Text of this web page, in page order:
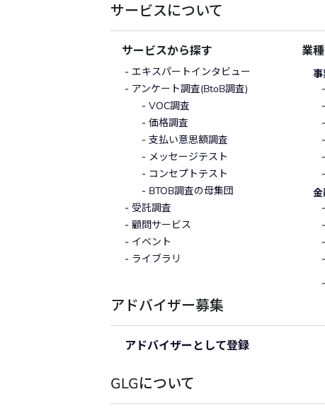
サービスについて
サービスから探す
エキスパートインタビュー
アンケート調査(BtoB調査)
VOC調査
価格調査
支払い意思額調査
メッセージテスト
コンセプトテスト
BTOB調査の母集団
受託調査
顧問サービス
イベント
ライブラリ
業
アドバイザー募集
アドバイザーとして登録
GLGについて